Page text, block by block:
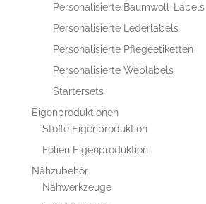
Personalisierte Baumwoll-Labels
Personalisierte Lederlabels
Personalisierte Pflegeetiketten
Personalisierte Weblabels
Startersets
Eigenproduktionen
Stoffe Eigenproduktion
Folien Eigenproduktion
Nähzubehör
Nähwerkzeuge